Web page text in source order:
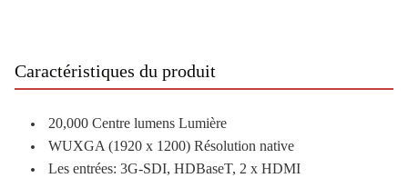
Caractéristiques du produit
20,000 Centre lumens Lumière
WUXGA (1920 x 1200) Résolution native
Les entrées: 3G-SDI, HDBaseT, 2 x HDMI